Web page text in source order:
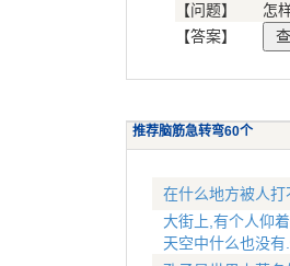
【问题】
怎
【答案】
推荐脑筋急转弯60个
在什么地方被人打
大街上,有个人仰
天空中什么也没